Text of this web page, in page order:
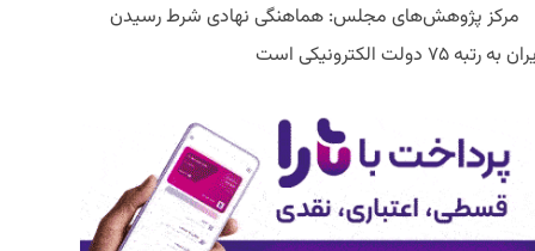
مرکز پژوهش‌های مجلس: هماهنگی نهادی شرط رسیدن
به رتبه ۷۵ دولت الکترونیکی است